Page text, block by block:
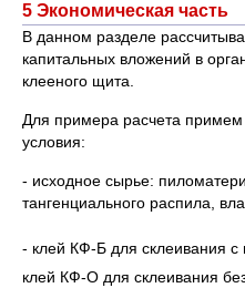
5 Экономическая часть
В данном разделе
капитальных вложений в
клееного щита.
Для примера расчета
условия:
- исходное сырье:
тангенциального распила,
- клей КФ-Б для склеивания с
клей КФ-О для склеивания